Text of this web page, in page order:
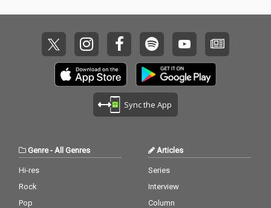
Sync the App
Genre- All Genres
Hi-res
Rock
Pop
Articles
Series
Interview
Column